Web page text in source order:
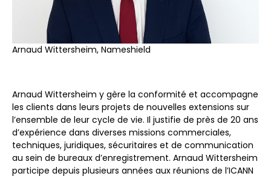
Arnaud Wittersheim, Nameshield
Arnaud Wittersheim y gère la conformité et accompagne
les clients dans leurs projets de nouvelles extensions sur
l’ensemble de leur cycle de vie. Il justifie de près de 20 ans
d’expérience dans diverses missions commerciales,
techniques, juridiques, sécuritaires et de communication
au sein de bureaux d’enregistrement. Arnaud Wittersheim
participe depuis plusieurs années aux réunions de l’ICANN